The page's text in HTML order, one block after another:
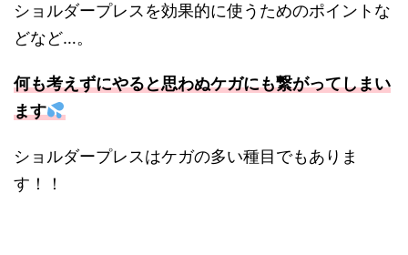
ショルダープレスを効果的に使うためのポイントな
どなど…。
何も考えずにやると思わぬケガにも繋がってしまい
ます
ショルダープレスはケガの多い種目でもありま
す！！